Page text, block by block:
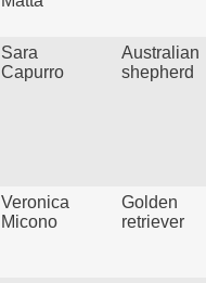
Sara
Capurro
Australian
shepherd
Veronica
Micono
Golden
retriever